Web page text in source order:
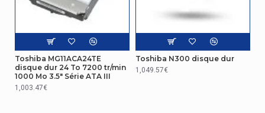
Toshiba MG11ACA24TE
disque dur 24 To 7200 tr/min
1000 Mo 3.5" Série ATA III
1,003.47€
Toshiba N300 disque dur
1,049.57€